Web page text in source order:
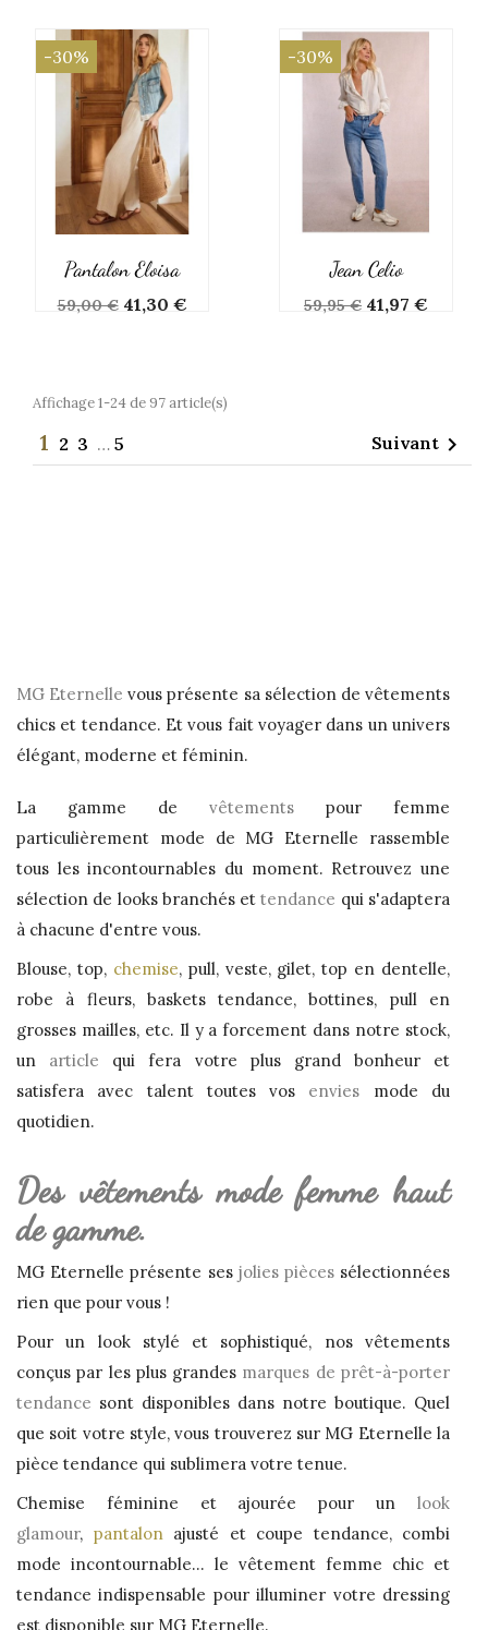
Pantalon Eloisa
Prix
59,00 € Prix
41,30 €
-30%
Jean Celio
Prix
59,95 € Prix
41,97 €
-30%
Affichage 1-24 de 97 article(s)
1 2 3 … 5 Suivant 
MG Eternelle vous présente sa sélection de vêtements
chics et tendance. Et vous fait voyager dans un univers
élégant, moderne et féminin.
La gamme de vêtements pour femme
particulièrement mode de MG Eternelle rassemble
tous les incontournables du moment. Retrouvez une
sélection de looks branchés ettendance qui s'adaptera
à chacune d'entre vous.
Blouse, top, chemise, pull, veste, gilet, top en dentelle,
robe à fleurs, baskets tendance, bottines, pull en
grosses mailles, etc. Il y a forcement dans notre stock,
un article qui fera votre plus grand bonheur et
satisfera avec talent toutes vos envies mode du
quotidien.
Des vêtements mode femme haut
de gamme.
MG Eternelle présente ses jolies piècessélectionnées
rien que pour vous !
Pour un look stylé et sophistiqué, nos vêtements
conçus par les plus grandes marques de prêt-à-porter
tendance sont disponibles dans notre boutique. Quel
que soit votre style, vous trouverez sur MG Eternelle la
pièce tendance qui sublimera votre tenue.
Chemise féminine et ajourée pour un look
glamour, pantalonajusté et coupe tendance, combi
mode incontournable… le vêtement femme chic et
tendance indispensable pour illuminer votre dressing
est disponible sur MG Eternelle.